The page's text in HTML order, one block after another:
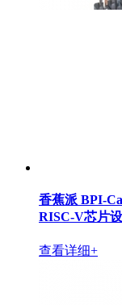
香蕉派 BPI-
RISC-V芯片
查看详细+